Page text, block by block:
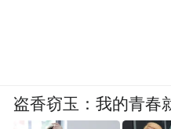
盗香窃玉：我的青春